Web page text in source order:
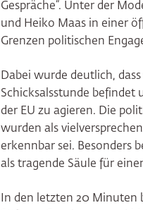
Gespräche“. Unter der
und Heiko Maas in einer
Grenzen politischen
Dabei wurde deutlich,
Schicksalsstunde befindet
der EU zu agieren. Die
wurden als
erkennbar sei. Besonders
als tragende Säule für
In den letzten 20 Minuten